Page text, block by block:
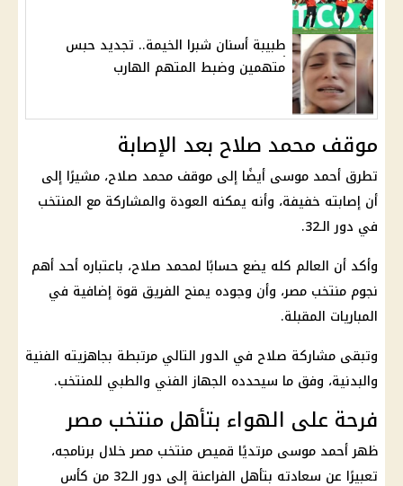
طبيبة أسنان شبرا الخيمة.. تجديد حبس
متهمين وضبط المتهم الهارب
موقف محمد صلاح بعد الإصابة
تطرق أحمد موسى أيضًا إلى موقف محمد صلاح، مشيرًا إلى
أن إصابته خفيفة، وأنه يمكنه العودة والمشاركة مع المنتخب
في دور الـ32.
وأكد أن العالم كله يضع حسابًا لمحمد صلاح، باعتباره أحد أهم
نجوم منتخب مصر، وأن وجوده يمنح الفريق قوة إضافية في
المباريات المقبلة.
وتبقى مشاركة صلاح في الدور التالي مرتبطة بجاهزيته الفنية
والبدنية، وفق ما سيحدده الجهاز الفني والطبي للمنتخب.
فرحة على الهواء بتأهل منتخب مصر
ظهرأحمد موسى مرتديًا قميص منتخب مصرخلال برنامجه،
تعبيرًا عن سعادته بتأهل الفراعنة إلى دور الـ32 من
كأس